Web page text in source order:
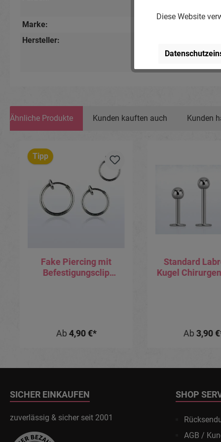
Marke:
Hersteller:
Lindenstr. 28, 04936
Ähnliche Produkte Kunden kauften auch Kunden
Tipp
Fake Piercing mit
Befestigungsclip
Ab 4,90 €*
Standard
Kugel
Ab3,90
SICHER EINKAUFEN
zuverlässig & sicher seit 2001
SHOP
AGB /
Diese Website